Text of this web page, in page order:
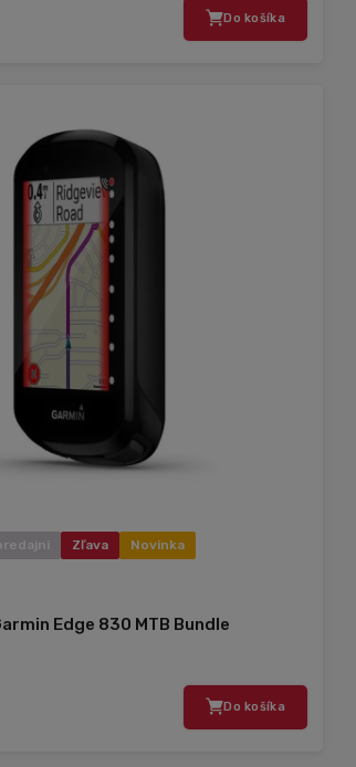
Do košíka
Zľava Novinka
Edge 830 MTB Bundle
Do košíka